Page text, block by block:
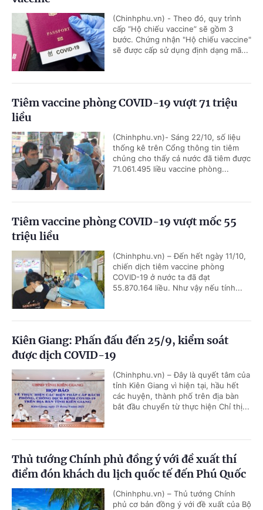
(Chinhphu.vn) - Theo đó, quy trình
cấp “Hộ chiếu vaccine” sẽ gồm 3
bước. Chứng nhận "Hộ chiếu vaccine"
sẽ được cấp sử dụng định dạng mã...
Tiêm vaccine phòng COVID-19 vượt 71 triệu
liều
(Chinhphu.vn)- Sáng 22/10, số liệu
thống kê trên Cổng thông tin tiêm
chủng cho thấy cả nước đã tiêm được
71.061.495 liều vaccine phòng...
Tiêm vaccine phòng COVID-19 vượt mốc 55
triệu liều
(Chinhphu.vn) – Đến hết ngày 11/10,
chiến dịch tiêm vaccine phòng
COVID-19 ở nước ta đã đạt
55.870.164 liều. Như vậy nếu tính...
Kiên Giang: Phấn đấu đến 25/9, kiểm soát
được dịch COVID-19
(Chinhphu.vn) – Đây là quyết tâm của
tỉnh Kiên Giang vì hiện tại, hầu hết
các huyện, thành phố trên địa bàn
bắt đầu chuyển từ thực hiện Chỉ thị...
Thủ tướng Chính phủ đồng ý với đề xuất thí
điểm đón khách du lịch quốc tế đến Phú Quốc
(Chinhphu.vn) – Thủ tướng Chính
phủ cơ bản đồng ý với đề xuất của Bộ